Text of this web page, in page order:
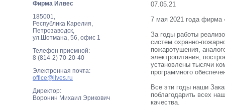
Фирма Илвеc
185001,
Республика Карелия,
Петрозаводск,
ул.Шотмана, 56, офис 1
Телефон приемной:
8 (814-2) 70-20-40
Электронная почта:
office@ilves.ru
Директор:
Воронин Михаил Эрикович
07.05.21
7 мая 2021 года фирма
За годы работы
систем охранно-
пожаротушения,
электропитания,
установлены тысячи
программного
Все эти годы наши
поблагодарить всех
качества.